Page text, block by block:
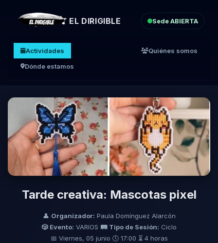
EL DIRIGIBLE Sede ABIERTA
Actividades
Quiénes somos
Dónde estamos
Tarde creativa: Mascotas pixel
👤 Organizador: Paula Domínguez Alarcón
🎲 Evento: VARIOS 🛤️ Tipo de Sesión: Ciclo
📅 Viernes, 05 junio 🕔 17:00 ⏳ 4 horas